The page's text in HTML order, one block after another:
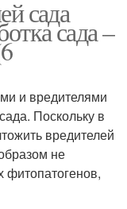
сада
сада –
и вредителями
Поскольку в
вредителей
не
фитопатогенов,